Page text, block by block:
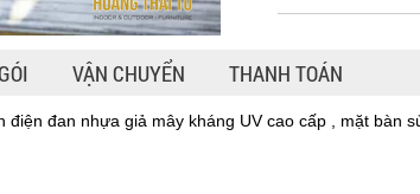
VẬN CHUYỂN THANH TOÁN
đan nhựa giả mây kháng UV cao cấp , mặt bàn